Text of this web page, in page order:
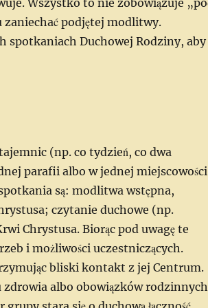
zaniechać podjętej modlitwy.
spotkaniach Duchowej Rodziny, aby
(np. co tydzień, co dwa
parafii albo w jednej
są: modlitwa wstępna,
czytanie duchowe (np.
Chrystusa. Biorąc pod uwagę te
i możliwości uczestniczących.
bliski kontakt z jej Centrum.
zdrowia albo obowiązków